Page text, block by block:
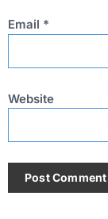
Email *
Website